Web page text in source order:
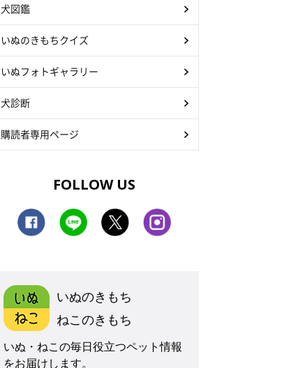
犬図鑑
いぬのきもちクイズ
いぬフォトギャラリー
犬診断
購読者専用ページ
FOLLOW US
いぬのきもち
ねこのきもち
いぬ・ねこの毎日役立つペット情報
をお届けします。